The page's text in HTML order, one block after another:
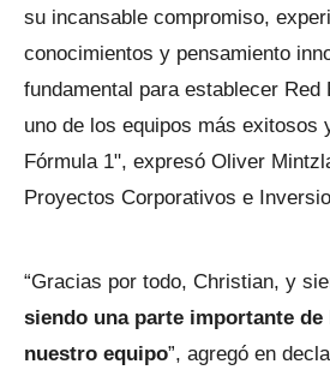
su incansable compromiso,
conocimientos y pensamiento
fundamental para establecer Red
uno de los equipos más exitosos
Fórmula 1", expresó Oliver
Proyectos Corporativos e
“Gracias por todo, Christian, y
siendo una parte importante
nuestro equipo”, agregó en